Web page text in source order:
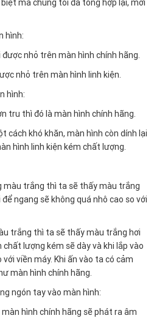
mà chúng tôi đã tổng hợp lại, mời
hình:
nhỏ trên màn hình chính hãng.
nhỏ trên màn hình linh kiện.
hình:
tru thì đó là màn hình chính hãng.
cách khó khăn, màn hình còn dính lại
hình linh kiện kém chất lượng.
màu trắng thì ta sẽ thấy màu trắng
ngang sẽ không quá nhô cao so với
trắng thì ta sẽ thấy màu trắng hơi
lượng kém sẽ dày và khi lắp vào
viền máy. Khi ấn vào ta có cảm
màn hình chính hãng.
ngón tay vào màn hình:
hình chính hãng sẽ phát ra âm